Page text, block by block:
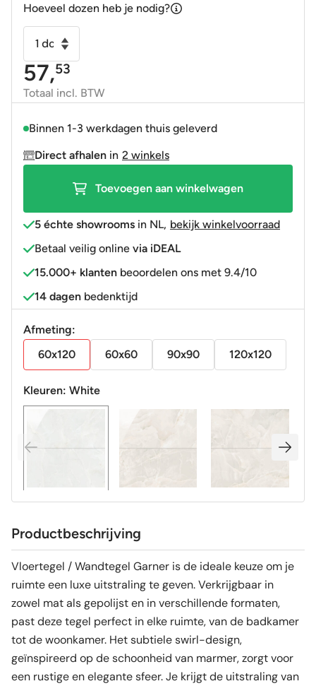
Hoeveel dozen heb je nodig?
Wandtegel
Garner
wit
gepolijst
gerectificeerd
57,53
Totaal incl. BTW
Binnen 1-3 werkdagen thuis geleverd
Direct afhalen in 2 winkels
Toevoegen aan winkelwagen
5 échte showrooms in NL, bekijk winkelvoorraad
Betaal veilig online via iDEAL
15.000+ klanten beoordelen ons met 9.4/10
14 dagen bedenktijd
Afmeting:
60x120
60x60 90x90 120x120
Kleuren: White
Productbeschrijving
Vloertegel / Wandtegel Garner is de ideale keuze om je
ruimte een luxe uitstraling te geven. Verkrijgbaar in
zowel mat als gepolijst en in verschillende formaten,
past deze tegel perfect in elke ruimte, van de badkamer
tot de woonkamer. Het subtiele swirl-design,
geïnspireerd op de schoonheid van marmer, zorgt voor
een rustige en elegante sfeer. Je krijgt de uitstraling van